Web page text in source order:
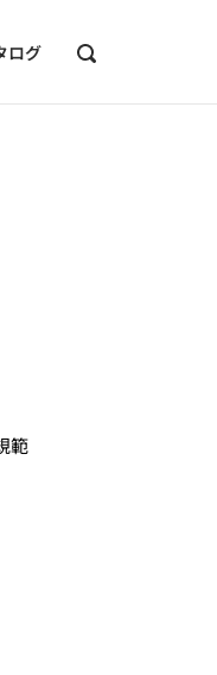
ログ
OPEN
BAR
範